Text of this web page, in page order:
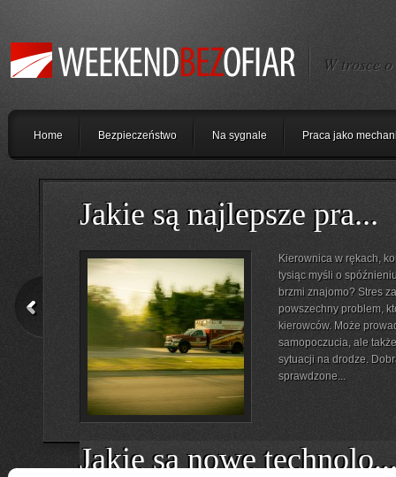
W trosce
Home Bezpieczeństwo Na sygnale Praca jako
Jakie są najlepsze pra...
Kierownica w rękach,
tysiąc myśli o
brzmi znajomo? Stres
powszechny problem,
kierowców. Może
samopoczucia, ale
sytuacji na drodze.
sprawdzone...
Jakie są nowe